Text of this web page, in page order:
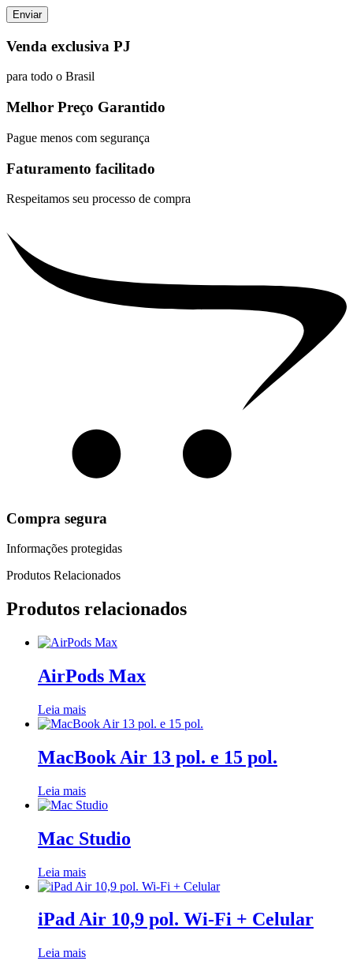
Venda exclusiva PJ
para todo o Brasil
Melhor Preço Garantido
Pague menos com segurança
Faturamento facilitado
Respeitamos seu processo de compra
Compra segura
Informações protegidas
Produtos Relacionados
Produtos relacionados
AirPods Max
Leia mais
MacBook Air 13 pol. e 15 pol.
Leia mais
Mac Studio
Leia mais
iPad Air 10,9 pol. Wi-Fi + Celular
Leia mais